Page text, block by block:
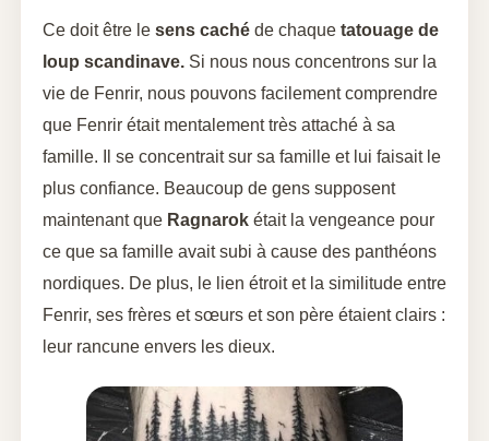
Ce doit être le sens caché de chaque tatouage de
loup scandinave. Si nous nous concentrons sur la
vie de Fenrir, nous pouvons facilement comprendre
que Fenrir était mentalement très attaché à sa
famille. Il se concentrait sur sa famille et lui faisait le
plus confiance. Beaucoup de gens supposent
maintenant que Ragnarok était la vengeance pour
ce que sa famille avait subi à cause des panthéons
nordiques. De plus, le lien étroit et la similitude entre
Fenrir, ses frères et sœurs et son père étaient clairs :
leur rancune envers les dieux.